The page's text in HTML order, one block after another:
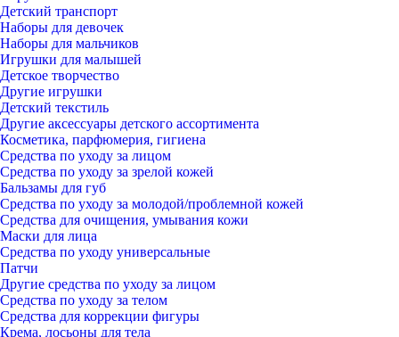
Детский транспорт
Наборы для девочек
Наборы для мальчиков
Игрушки для малышей
Детское творчество
Другие игрушки
Детский текстиль
Другие аксессуары детского ассортимента
Косметика, парфюмерия, гигиена
Средства по уходу за лицом
Средства по уходу за зрелой кожей
Бальзамы для губ
Средства по уходу за молодой/проблемной кожей
Средства для очищения, умывания кожи
Маски для лица
Средства по уходу универсальные
Патчи
Другие средства по уходу за лицом
Средства по уходу за телом
Средства для коррекции фигуры
Крема, лосьоны для тела